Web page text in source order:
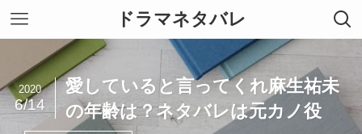
ドラマネタバレ
愛していると言ってくれ麻生祐未
の年齢は？ネタバレは元カノ役
2020
6/14